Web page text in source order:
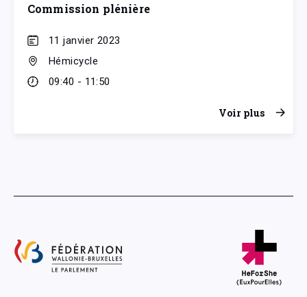
Commission plénière
11 janvier 2023
Hémicycle
09:40 - 11:50
Voir plus